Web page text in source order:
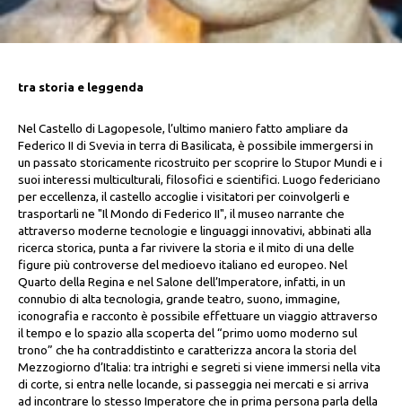
tra storia e leggenda
Nel Castello di Lagopesole, l’ultimo maniero fatto ampliare da
Federico II di Svevia in terra di Basilicata, è possibile immergersi in
un passato storicamente ricostruito per scoprire lo Stupor Mundi e i
suoi interessi multiculturali, filosofici e scientifici. Luogo federiciano
per eccellenza, il castello accoglie i visitatori per coinvolgerli e
trasportarli ne "Il Mondo di Federico II", il museo narrante che
attraverso moderne tecnologie e linguaggi innovativi, abbinati alla
ricerca storica, punta a far rivivere la storia e il mito di una delle
figure più controverse del medioevo italiano ed europeo. Nel
Quarto della Regina e nel Salone dell’Imperatore, infatti, in un
connubio di alta tecnologia, grande teatro, suono, immagine,
iconografia e racconto è possibile effettuare un viaggio attraverso
il tempo e lo spazio alla scoperta del “primo uomo moderno sul
trono” che ha contraddistinto e caratterizza ancora la storia del
Mezzogiorno d’Italia: tra intrighi e segreti si viene immersi nella vita
di corte, si entra nelle locande, si passeggia nei mercati e si arriva
ad incontrare lo stesso Imperatore che in prima persona parla della